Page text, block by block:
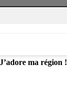
J’adore ma région !